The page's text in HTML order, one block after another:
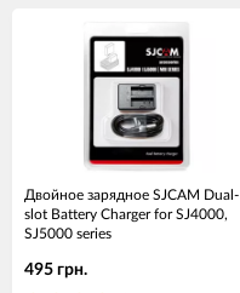
Двойное зарядное SJCAM Dual-
slot Battery Charger for SJ4000,
SJ5000 series
495 грн.